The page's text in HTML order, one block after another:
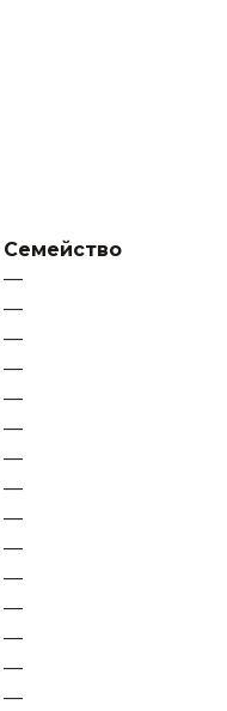
Семейство
—
—
—
—
—
—
—
—
—
—
—
—
—
—
—